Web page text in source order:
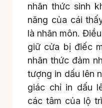
nhãn thức sinh
năng của cái
là nhãn môn.
giữ cửa bị điếc
nhãn thức đảm
tượng in dấu lên
giác chỉ in dấu
các tâm của lộ